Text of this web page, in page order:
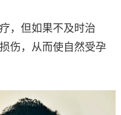
，但如果不及时治
伤，从而使自然受孕